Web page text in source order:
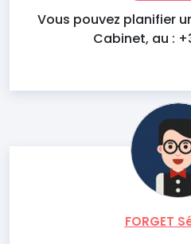
Vous pouvez planifier
Cabinet, au :
FORGET